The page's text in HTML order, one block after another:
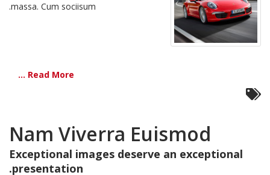
massa. Cum sociisum.
Read More ...
Nam Viverra Euismod
Exceptional images deserve an exceptional
presentation.